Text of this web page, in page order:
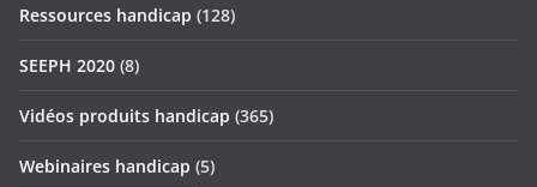
Ressources handicap (128)
SEEPH 2020 (8)
Vidéos produits handicap (365)
Webinaires handicap (5)